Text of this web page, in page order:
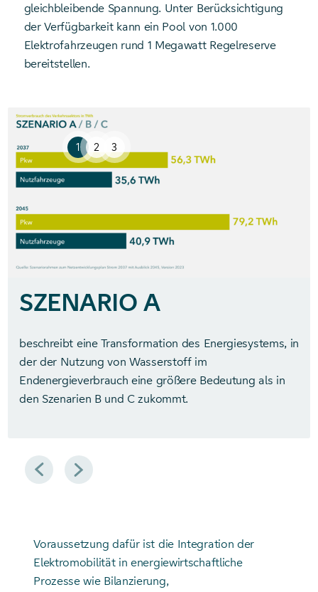
gleichbleibende Spannung. Unter Berücksichtigung
der Verfügbarkeit kann ein Pool von 1.000
Elektrofahrzeugen rund 1 Megawatt Regelreserve
bereitstellen.
SZENARIO A
beschreibt eine Transformation des Energiesystems, in
der der Nutzung von Wasserstoff im
Endenergieverbrauch eine größere Bedeutung als in
den Szenarien B und C zukommt.
1 2 3
Zurück Weiter
Voraussetzung dafür ist die Integration der
Elektromobilität in energiewirtschaftliche
Prozesse wie Bilanzierung,